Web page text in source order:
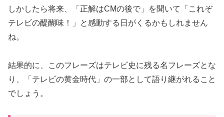
しかしたら将来、「正解はCMの後で」を聞いて「これぞ
テレビの醍醐味！」と感動する日がくるかもしれません
ね。
結果的に、このフレーズはテレビ史に残る名フレーズとな
り、「テレビの黄金時代」の一部として語り継がれること
でしょう。